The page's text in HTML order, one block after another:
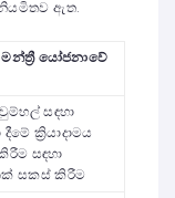
ඇත.
යෝජනාවේ
සඳහා
ක්‍රියාදාමය
සඳහා
සකස් කිරීම